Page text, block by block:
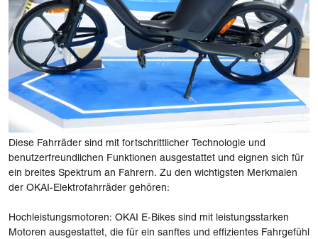
Diese Fahrräder sind mit fortschrittlicher Technologie und
benutzerfreundlichen Funktionen ausgestattet und eignen sich für
ein breites Spektrum an Fahrern. Zu den wichtigsten Merkmalen
der OKAI-Elektrofahrräder gehören:
Hochleistungsmotoren: OKAI E-Bikes sind mit leistungsstarken
Motoren ausgestattet, die für ein sanftes und effizientes Fahrgefühl